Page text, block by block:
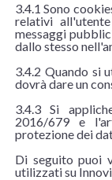
3.4.1 Sono
relativi
messaggi
dallo stesso
3.4.2 Quando si
dovrà dare un
3.4.3 Si
2016/679 e
protezione dei
Di seguito puoi
utilizzati su